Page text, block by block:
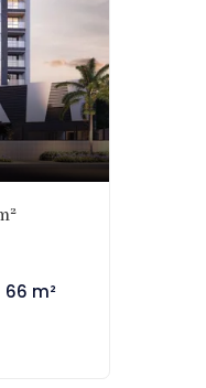
66 m²